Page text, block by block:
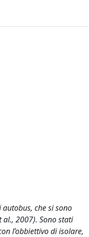
che si sono
2007). Sono stati
l’obbiettivo di isolare,